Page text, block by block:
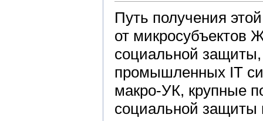
Путь получения
от микросубъектов
социальной
промышленных IT
макро-УК, крупные
социальной защиты